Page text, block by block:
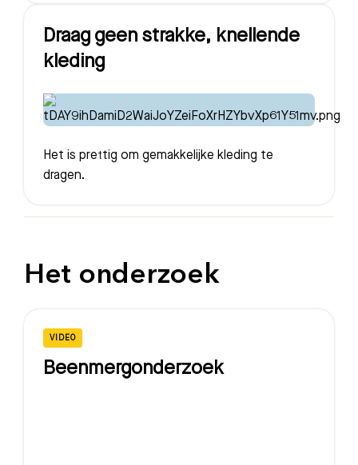
Draag geen strakke, knellende
kleding
Het is prettig om gemakkelijke kleding te
dragen.
Het onderzoek
VIDEO
Beenmergonderzoek